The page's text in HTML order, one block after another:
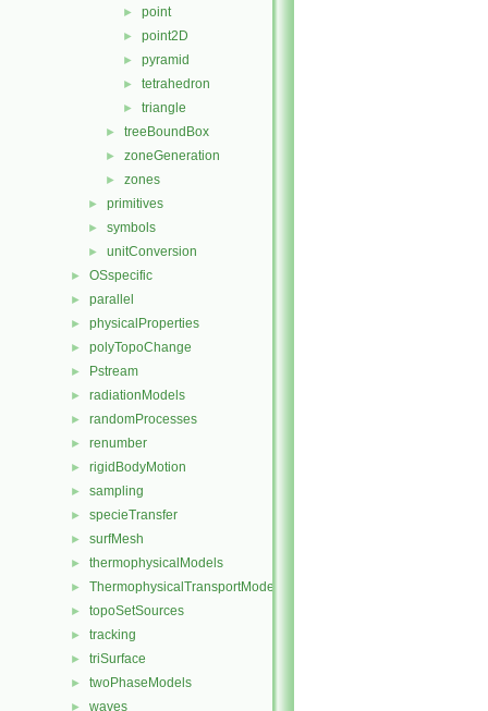
► point
► point2D
► pyramid
► tetrahedron
► triangle
► treeBoundBox
► zoneGeneration
► zones
► primitives
► symbols
► unitConversion
► OSspecific
► parallel
► physicalProperties
► polyTopoChange
► Pstream
► radiationModels
► randomProcesses
► renumber
► rigidBodyMotion
► sampling
► specieTransfer
► surfMesh
► thermophysicalModels
► ThermophysicalTransportModels
► topoSetSources
► tracking
► triSurface
► twoPhaseModels
► waves